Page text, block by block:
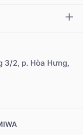
3/2, p. Hòa Hưng,